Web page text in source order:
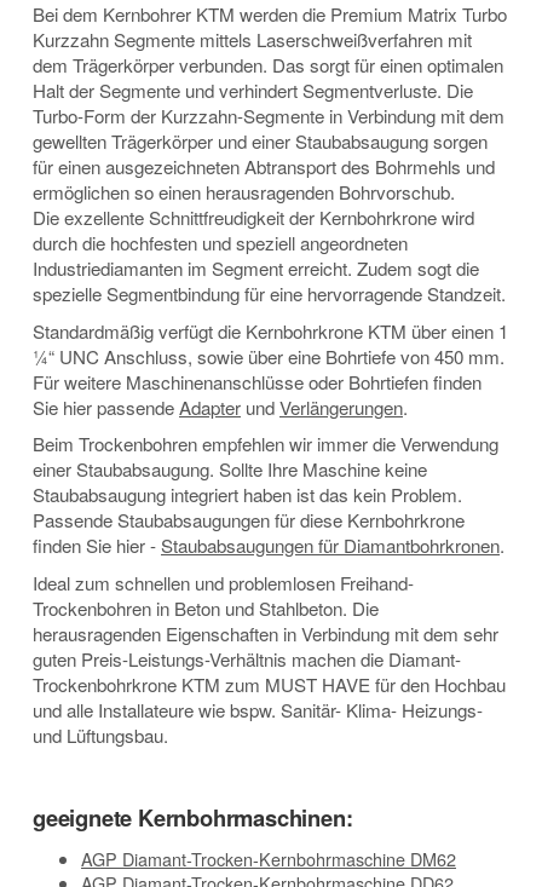
Bei dem Kernbohrer KTM werden die Premium Matrix Turbo
Kurzzahn Segmente mittels Laserschweißverfahren mit
dem Trägerkörper verbunden. Das sorgt für einen optimalen
Halt der Segmente und verhindert Segmentverluste. Die
Turbo-Form der Kurzzahn-Segmente in Verbindung mit dem
gewellten Trägerkörper und einer Staubabsaugung sorgen
für einen ausgezeichneten Abtransport des Bohrmehls und
ermöglichen so einen herausragenden Bohrvorschub.
Die exzellente Schnittfreudigkeit der Kernbohrkrone wird
durch die hochfesten und speziell angeordneten
Industriediamanten im Segment erreicht. Zudem sogt die
spezielle Segmentbindung für eine hervorragende Standzeit.
Standardmäßig verfügt die Kernbohrkrone KTM über einen 1
¼“ UNC Anschluss, sowie über eine Bohrtiefe von 450 mm.
Für weitere Maschinenanschlüsse oder Bohrtiefen finden
Sie hier passendeAdapter undVerlängerungen.
Beim Trockenbohren empfehlen wir immer die Verwendung
einer Staubabsaugung. Sollte Ihre Maschine keine
Staubabsaugung integriert haben ist das kein Problem.
Passende Staubabsaugungen für diese Kernbohrkrone
finden Sie hier -Staubabsaugungen für Diamantbohrkronen.
Ideal zum schnellen und problemlosen Freihand-
Trockenbohren in Beton und Stahlbeton. Die
herausragenden Eigenschaften in Verbindung mit dem sehr
guten Preis-Leistungs-Verhältnis machen die Diamant-
Trockenbohrkrone KTM zum MUST HAVE für den Hochbau
und alle Installateure wie bspw. Sanitär- Klima- Heizungs-
und Lüftungsbau.
geeignete Kernbohrmaschinen:
AGP Diamant-Trocken-Kernbohrmaschine DM62